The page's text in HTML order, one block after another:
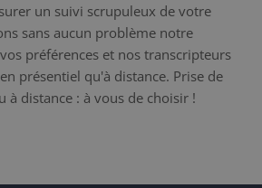
un suivi scrupuleux de votre
sans aucun problème notre
préférences et nos transcripteurs
présentiel qu'à distance. Prise de
à distance : à vous de choisir !